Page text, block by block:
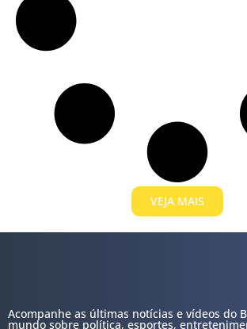
VEJA MAIS
Acompanhe as últimas notícias e vídeos do
mundo sobre política, esportes,